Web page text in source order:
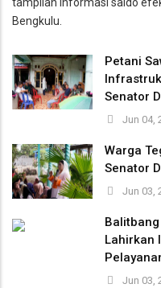
Bengkulu.
Petani
Senator
Jun 04,
Warga
Senator
Jun 03,
Balitbang
Lahirkan
Jun 03,